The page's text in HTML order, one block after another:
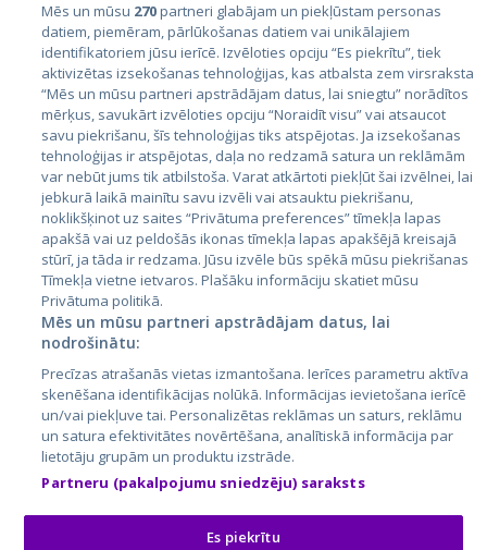
Страны
Эстония
Латвия
Литва
City24.lv
City24.ee
GetaPro.lv
GetaPro.ee
Skelbiu.lt
Autoplius.lt
Aruodas.lt
CVbankas.lt
Kainos.lt
Paslaugos.lt
auto24.ee
Osta.ee
KuldneBörs.ee
Mēs un mūsu 270partneri glabājam un piekļūstam personas
datiem, piemēram, pārlūkošanas datiem vai unikālajiem
identifikatoriem jūsu ierīcē. Izvēloties opciju “Es piekrītu”, tiek
aktivizētas izsekošanas tehnoloģijas, kas atbalsta zem virsraksta
“Mēs un mūsu partneri apstrādājam datus, lai sniegtu” norādītos
mērķus, savukārt izvēloties opciju “Noraidīt visu” vai atsaucot
savu piekrišanu, šīs tehnoloģijas tiks atspējotas. Ja izsekošanas
tehnoloģijas ir atspējotas, daļa no redzamā satura un reklāmām
var nebūt jums tik atbilstoša. Varat atkārtoti piekļūt šai izvēlnei, lai
jebkurā laikā mainītu savu izvēli vai atsauktu piekrišanu,
noklikšķinot uz saites “Privātuma preferences” tīmekļa lapas
apakšā vai uz peldošās ikonas tīmekļa lapas apakšējā kreisajā
stūrī, ja tāda ir redzama. Jūsu izvēle būs spēkā mūsu piekrišanas
Tīmekļa vietne ietvaros. Plašāku informāciju skatiet mūsu
Privātuma politikā.
Mēs un mūsu partneri apstrādājam datus, lai
nodrošinātu:
Precīzas atrašanās vietas izmantošana. Ierīces parametru aktīva
skenēšana identifikācijas nolūkā. Informācijas ievietošana ierīcē
un/vai piekļuve tai. Personalizētas reklāmas un saturs, reklāmu
un satura efektivitātes novērtēšana, analītiskā informācija par
lietotāju grupām un produktu izstrāde.
Partneru (pakalpojumu sniedzēju) saraksts
Es piekrītu